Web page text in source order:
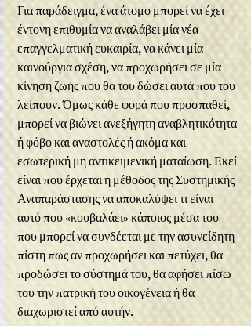
Για παράδειγμα, ένα άτομο μπορεί να έχει
έντονη επιθυμία να αναλάβει μία νέα
επαγγελματική ευκαιρία, να κάνει μία
καινούργια σχέση, να προχωρήσει σε μία
κίνηση ζωής που θα του δώσει αυτά που του
λείπουν. Όμως κάθε φορά που προσπαθεί,
μπορεί να βιώνει ανεξήγητη αναβλητικότητα
ή φόβο και αναστολές ή ακόμα και
εσωτερική μη αντικειμενική ματαίωση. Εκεί
είναι που έρχεται η μέθοδος της Συστημικής
Αναπαράστασης να αποκαλύψει τι είναι
αυτό που «κουβαλάει» κάποιος μέσα του
που μπορεί να συνδέεται με την ασυνείδητη
πίστη πως αν προχωρήσει και πετύχει, θα
προδώσει το σύστημά του, θα αφήσει πίσω
του την πατρική του οικογένεια ή θα
διαχωριστεί από αυτήν.